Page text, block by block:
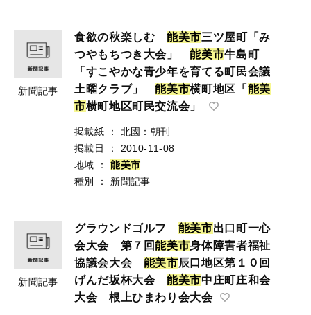
新聞記事
食欲の秋楽しむ能美市三ツ屋町「み
つやもちつき大会」能美市牛島町
「すこやかな青少年を育てる町民会議
土曜クラブ」能美市横町地区「 能美
市横町地区町民交流会」
掲載紙 ：
北國：朝刊
掲載日
：
2010-11-08
地域
： 能美市
種別
： 新聞記事
新聞記事
グラウンドゴルフ 能美市出口町一心
会大会 第７回能美市身体障害者福祉
協議会大会 能美市辰口地区第１０回
げんだ坂杯大会能美市中庄町庄和会
大会 根上ひまわり会大会